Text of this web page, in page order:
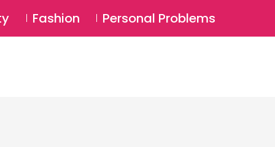
Login ⚲
Fashion Personal Problems